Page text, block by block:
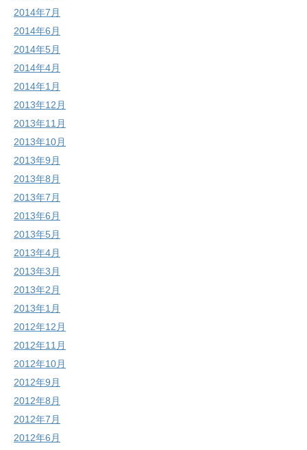
2014年7月
2014年6月
2014年5月
2014年4月
2014年1月
2013年12月
2013年11月
2013年10月
2013年9月
2013年8月
2013年7月
2013年6月
2013年5月
2013年4月
2013年3月
2013年2月
2013年1月
2012年12月
2012年11月
2012年10月
2012年9月
2012年8月
2012年7月
2012年6月